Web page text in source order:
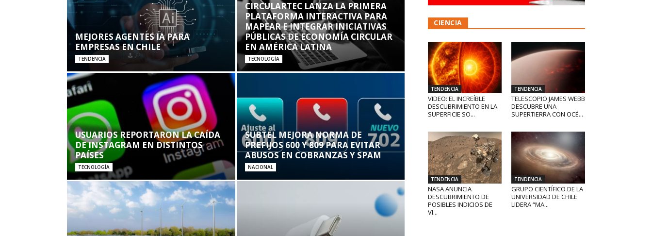
MEJORES AGENTES IA PARA
EMPRESAS EN CHILE
TENDENCIA
CIRCULARTEC LANZA LA PRIMERA
PLATAFORMA INTERACTIVA PARA
MAPEAR E INTEGRAR INICIATIVAS
PÚBLICAS DE ECONOMÍA CIRCULAR
EN AMÉRICA LATINA
TECNOLOGÍA
USUARIOS REPORTARON LA CAÍDA
DE INSTAGRAM EN DISTINTOS
PAÍSES
TECNOLOGÍA
SUBTEL MEJORA NORMA DE
PREFIJOS 600 Y 809 PARA EVITAR
ABUSOS EN COBRANZAS Y SPAM
NACIONAL
CIENCIA
TENDENCIA
VIDEO: EL INCREÍBLE
DESCUBRIMIENTO EN LA
SUPERFICIE SO...
TENDENCIA
TELESCOPIO JAMES WEBB
DESCUBRE UNA
SUPERTIERRA CON OCÉ...
TENDENCIA
NASA ANUNCIA
DESCUBRIMIENTO DE
POSIBLES INDICIOS DE
VI...
TENDENCIA
GRUPO CIENTÍFICO DE LA
UNIVERSIDAD DE CHILE
LIDERA “MA...